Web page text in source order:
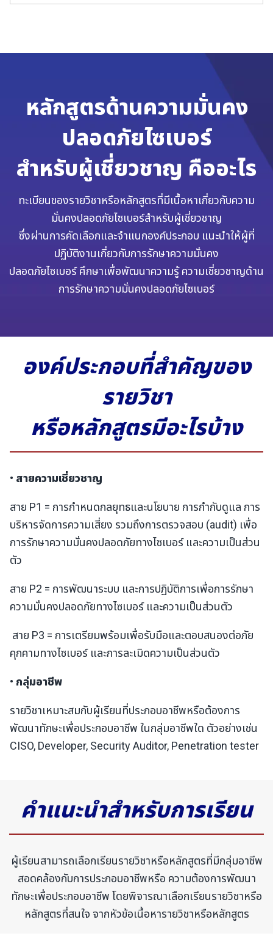
for:
หลักสูตรด้านความมั่นคง
ปลอดภัยไซเบอร์
สำหรับผู้เชี่ยวชาญ คืออะไร
ทะเบียนของรายวิชาหรือหลักสูตรที่มีเนื้อหาเกี่ยวกับความ
มั่นคงปลอดภัยไซเบอร์สำหรับผู้เชี่ยวชาญ
ซึ่งผ่านการคัดเลือกและจำแนกองค์ประกอบ แนะนำให้ผู้ที่
ปฏิบัติงานเกี่ยวกับการรักษาความมั่นคง
ปลอดภัยไซเบอร์ ศึกษาเพื่อพัฒนาความรู้ ความเชี่ยวชาญด้าน
การรักษาความมั่นคงปลอดภัยไซเบอร์
องค์ประกอบที่สำคัญของ
รายวิชา
หรือหลักสูตรมีอะไรบ้าง
• สายความเชี่ยวชาญ
สาย P1 = การกำหนดกลยุทธและนโยบาย การกำกับดูแล การ
บริหารจัดการความเสี่ยง รวมถึงการตรวจสอบ (audit) เพื่อ
การรักษาความมั่นคงปลอดภัยทางไซเบอร์ และความเป็นส่วน
ตัว
สาย P2 = การพัฒนาระบบ และการปฏิบัติการเพื่อการรักษา
ความมั่นคงปลอดภัยทางไซเบอร์ และความเป็นส่วนตัว
สาย P3 = การเตรียมพร้อมเพื่อรับมือและตอบสนองต่อภัย
คุกคามทางไซเบอร์ และการละเมิดความเป็นส่วนตัว
• กลุ่มอาชีพ
รายวิชาเหมาะสมกับผู้เรียนที่ประกอบอาชีพหรือต้องการ
พัฒนาทักษะเพื่อประกอบอาชีพ ในกลุ่มอาชีพใด ตัวอย่างเช่น
CISO, Developer, Security Auditor, Penetration tester
คำแนะนำสำหรับการเรียน
ผู้เรียนสามารถเลือกเรียนรายวิชาหรือหลักสูตรที่มีกลุ่มอาชีพ
สอดคล้องกับการประกอบอาชีพหรือ ความต้องการพัฒนา
ทักษะเพื่อประกอบอาชีพ โดยพิจารณาเลือกเรียนรายวิชาหรือ
หลักสูตรที่สนใจ จากหัวข้อเนื้อหารายวิชาหรือหลักสูตร